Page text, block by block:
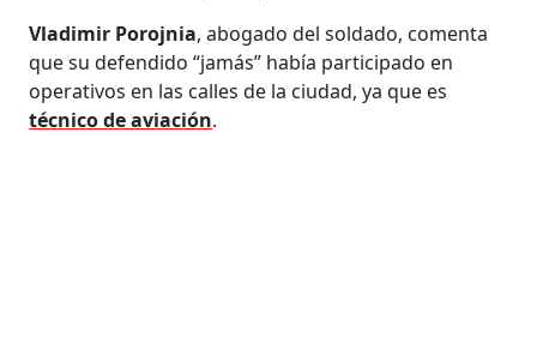
Vladimir Porojnia, abogado del soldado, comenta
que su defendido “jamás” había participado en
operativos en las calles de la ciudad, ya que es
técnico de aviación.